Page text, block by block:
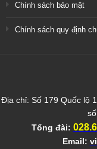
Chính sách bảo mật
Chính sách quy định
Địa chỉ: Số 179 Quốc lộ
Tổng đài:
Email: